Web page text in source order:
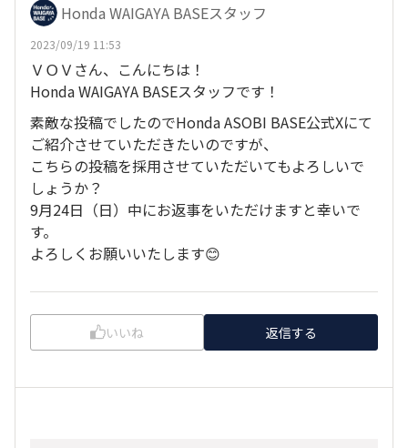
Honda WAIGAYA BASEスタッフ
2023/09/19 11:53
ＶＯＶさん、こんにちは！
Honda WAIGAYA BASEスタッフです！
素敵な投稿でしたのでHonda ASOBI BASE公式Xにて
ご紹介させていただきたいのですが、
こちらの投稿を採用させていただいてもよろしいで
しょうか？
9月24日（日）中にお返事をいただけますと幸いで
す。
よろしくお願いいたします😊
いいね 返信する